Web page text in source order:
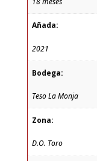
Añada:
2021
Bodega:
Teso La Monja
Zona:
D.O. Toro